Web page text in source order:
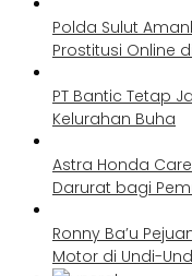
Polda Sulut
Prostitusi Online
PT Bantic Tetap
Kelurahan Buha
Astra Honda
Darurat bagi
Ronny Ba’u
Motor di Undi-